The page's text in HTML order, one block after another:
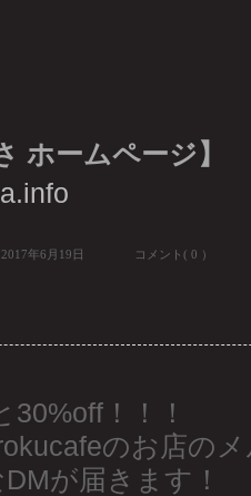
ホームページ】
2017年6月19日 コメント( 0 ）
！！！
のお店の
が届きます！